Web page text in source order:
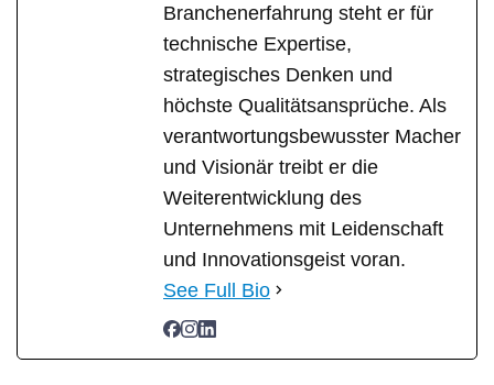
Branchenerfahrung steht er für
technische Expertise,
strategisches Denken und
höchste Qualitätsansprüche. Als
verantwortungsbewusster Macher
und Visionär treibt er die
Weiterentwicklung des
Unternehmens mit Leidenschaft
und Innovationsgeist voran.
See Full Bio